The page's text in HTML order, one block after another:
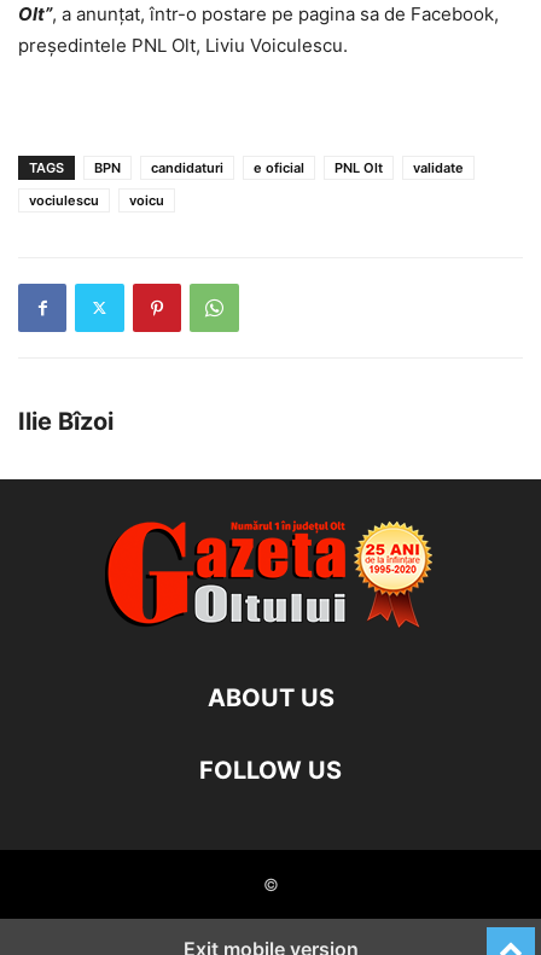
Olt”, a anunțat, într-o postare pe pagina sa de Facebook,
președintele PNL Olt, Liviu Voiculescu.
TAGS BPN candidaturi e oficial PNL Olt
validate
vociulescu
voicu
Ilie Bîzoi
ABOUT US
FOLLOW US
©
Exit mobile version